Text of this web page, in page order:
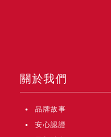
關於我們
品牌故事
安心認證